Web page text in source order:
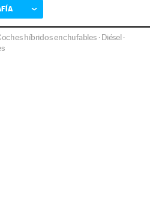
híbridos enchufables·Diésel·